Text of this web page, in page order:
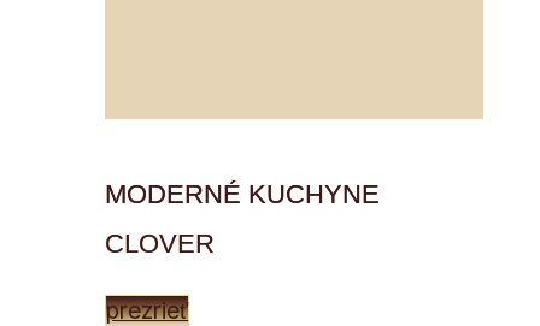
MODERNÉ KUCHYNE
CLOVER
prezrieť